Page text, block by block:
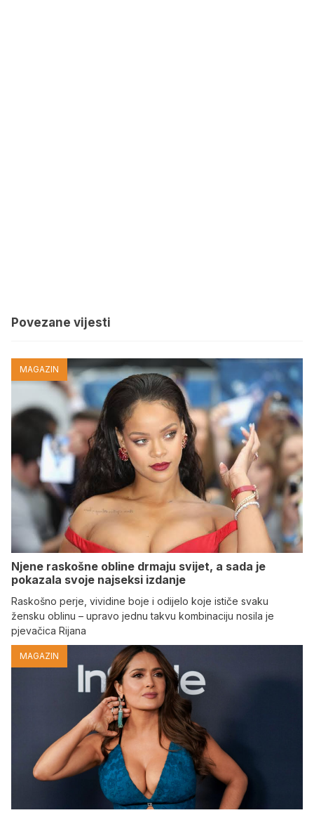
Povezane vijesti
MAGAZIN
Njene raskošne obline drmaju svijet, a sada je
pokazala svoje najseksi izdanje
Raskošno perje, vividine boje i odijelo koje ističe svaku
žensku oblinu – upravo jednu takvu kombinaciju nosila je
pjevačica Rijana
MAGAZIN